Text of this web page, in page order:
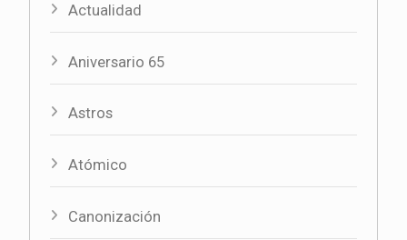
Actualidad
Aniversario 65
Astros
Atómico
Canonización